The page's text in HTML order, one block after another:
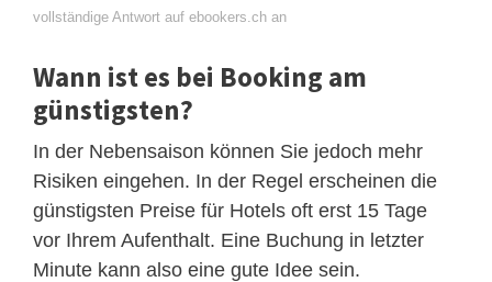
vollständige Antwort auf ebookers.ch an
Wann ist es bei Booking am
günstigsten?
In der Nebensaison können Sie jedoch mehr
Risiken eingehen. In der Regel erscheinen die
günstigsten Preise für Hotels oft erst 15 Tage
vor Ihrem Aufenthalt. Eine Buchung in letzter
Minute kann also eine gute Idee sein.